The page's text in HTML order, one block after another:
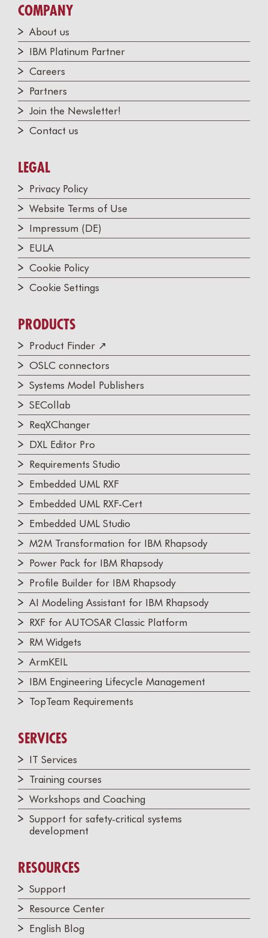
COMPANY
About us
IBM Platinum Partner
Careers
Partners
Join the Newsletter!
Contact us
LEGAL
Privacy Policy
Website Terms of Use
Impressum (DE)
EULA
Cookie Policy
Cookie Settings
PRODUCTS
Product Finder ↗
OSLC connectors
Systems Model Publishers
SECollab
ReqXChanger
DXL Editor Pro
Requirements Studio
Embedded UML RXF
Embedded UML RXF-Cert
Embedded UML Studio
M2M Transformation for IBM Rhapsody
Power Pack for IBM Rhapsody
Profile Builder for IBM Rhapsody
AI Modeling Assistant for IBM Rhapsody
RXF for AUTOSAR Classic Platform
RM Widgets
ArmKEIL
IBM Engineering Lifecycle Management
TopTeam Requirements
SERVICES
IT Services
Training courses
Workshops and Coaching
Support for safety-critical systems
development
RESOURCES
Support
Resource Center
English Blog